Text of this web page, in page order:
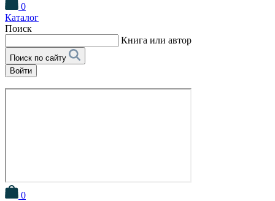
0
Каталог
Поиск
Книга или автор
Поиск по сайту
Войти
0